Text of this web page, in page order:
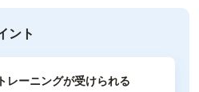
ント
レーニングが受けられる